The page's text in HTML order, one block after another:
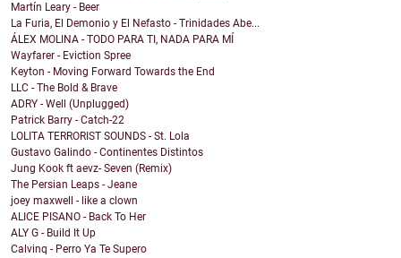
Martín Leary - Beer
La Furia, El Demonio y El Nefasto - Trinidades Abe...
ÁLEX MOLINA - TODO PARA TI, NADA PARA MÍ
Wayfarer - Eviction Spree
Keyton - Moving Forward Towards the End
LLC - The Bold & Brave
ADRY - Well (Unplugged)
Patrick Barry - Catch-22
LOLITA TERRORIST SOUNDS - St. Lola
Gustavo Galindo - Continentes Distintos
Jung Kook ft aevz- Seven (Remix)
The Persian Leaps - Jeane
joey maxwell - like a clown
ALICE PISANO - Back To Her
ALY G - Build It Up
Calvinq - Perro Ya Te Supero